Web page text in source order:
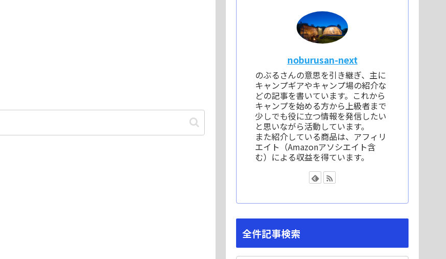
noburusan-next
のぶるさんの意思を引き継ぎ、主に
キャンプギアやキャンプ場の紹介な
どの記事を書いています。これから
キャンプを始める方から上級者まで
少しでも役に立つ情報を発信したい
と思いながら活動しています。
また紹介している商品は、アフィリ
エイト（Amazonアソシエイト含
む）による収益を得ています。
全件記事検索